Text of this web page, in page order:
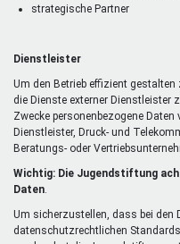
strategische Partner
Dienstleister
Um den Betrieb effizient
die Dienste externer Dienstleister
Zwecke personenbezogene
Dienstleister, Druck- und
Beratungs- oder
Wichtig: Die Jugendstiftung
Daten
Um sicherzustellen, dass bei den
datenschutzrechtlichen